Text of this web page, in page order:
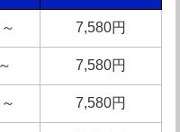
外出が不自由な場合や
ービスですね。
るので、まず電話で気
ょうか。
7,580円
7,580円
7,580円